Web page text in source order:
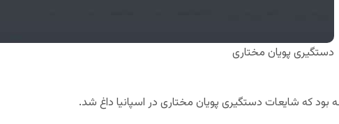
دستگیری پویان مختاری
بود که شایعات دستگیری پویان مختاری در اسپانیا داغ شد.